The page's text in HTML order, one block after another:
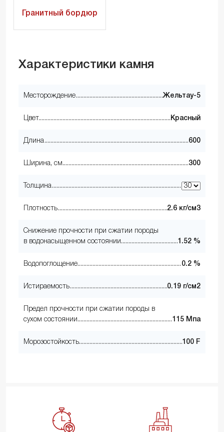
Гранитный бордюр
Характеристики камня
Месторождение Жельтау-5
Цвет Красный
Длина 600
Ширина, см 300
Толщина
Плотность 2.6 кг/см3
Снижение прочности при сжатии породы
в водонасыщенном состоянии
1.52 %
Водопоглощение 0.2 %
Истираемость 0.19 г/см2
Предел прочности при сжатии породы в
сухом состоянии
115 Мпа
Морозостойкость 100 F